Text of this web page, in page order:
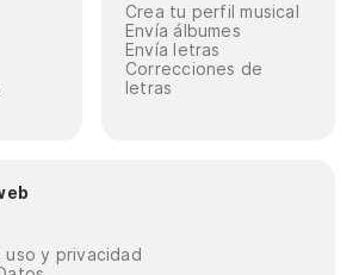
Crea tu perfil musical
Envía álbumes
Envía letras
Correcciones de
letras
uso y privacidad